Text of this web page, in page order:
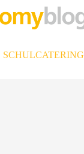
SCHULCATERING